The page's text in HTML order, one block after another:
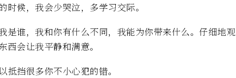
时候，我会少哭泣，多学习交际。
是谁，我和你有什么不同，我能为你带来什么。仔细地观
西会让我平静和满意。
抵挡很多你不小心犯的错。